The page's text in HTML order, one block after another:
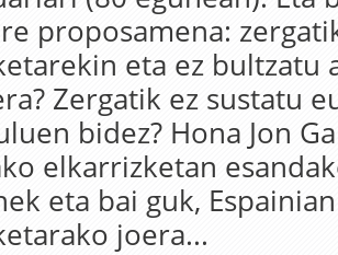
proposamena:
eta ez bultzatu
Zergatik ez sustatu
bidez? Hona Jon
elkarrizketan
eta bai guk,
joera...